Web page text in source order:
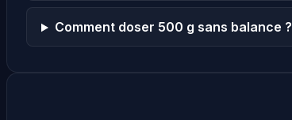
Comment doser 500 g sans balance ?